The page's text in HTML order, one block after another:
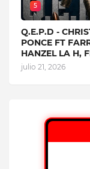
5
Q.E.P.D -
PONCE FT
HANZEL LA H,
julio 21, 2026